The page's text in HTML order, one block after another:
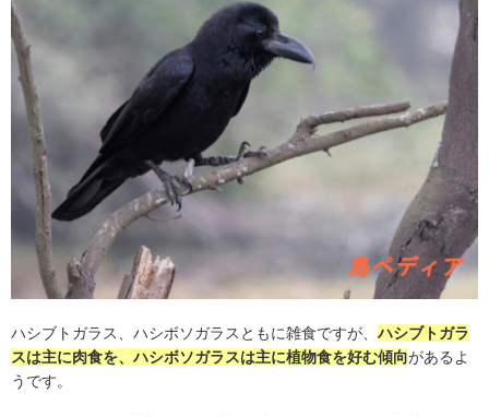
ハシブトガラス、ハシボソガラスともに雑食ですが、ハシブトガラ
スは主に肉食を、ハシボソガラスは主に植物食を好む傾向があるよ
うです。